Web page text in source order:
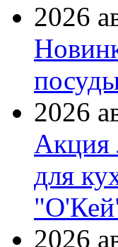
2026
2026
Акция
для
2026